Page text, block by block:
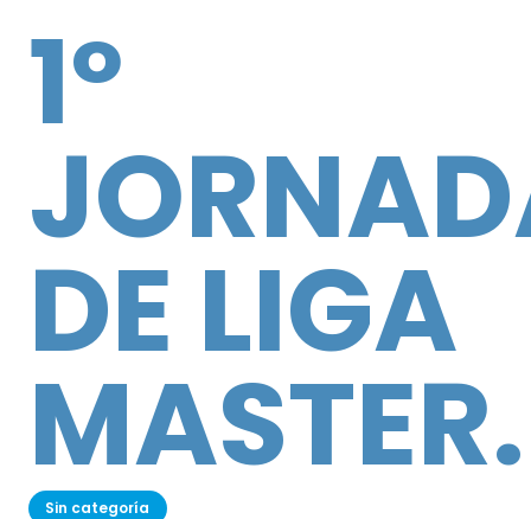
1º
DE LIGA
MASTER.
Sin categoría